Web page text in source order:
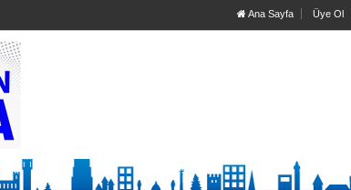
Ana Sayfa Üye Ol